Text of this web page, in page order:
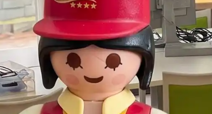
BLOG
KNORCIERGE EMPFIEHLT